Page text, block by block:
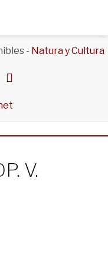
- Natura y Cultura
V.